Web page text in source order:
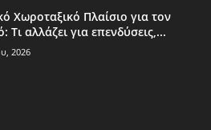
Χωροταξικό Πλαίσιο για τον
Τι αλλάζει για επενδύσεις,...
2026